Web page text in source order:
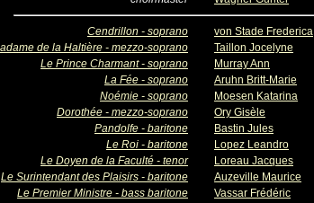
Cendrillon - soprano
von Stade Frederica
de la Haltière - mezzo-soprano
Taillon Jocelyne
Le Prince Charmant - soprano
Murray Ann
La Fée - soprano
Aruhn Britt-Marie
Noémie - soprano
Moesen Katarina
Dorothée - mezzo-soprano
Ory Gisèle
Pandolfe - baritone
Bastin Jules
Le Roi - baritone
Lopez Leandro
Le Doyen de la Faculté - tenor
Loreau Jacques
Le Surintendant des Plaisirs - baritone
Auzeville Maurice
Le Premier Ministre - bass baritone
Vassar Frédéric